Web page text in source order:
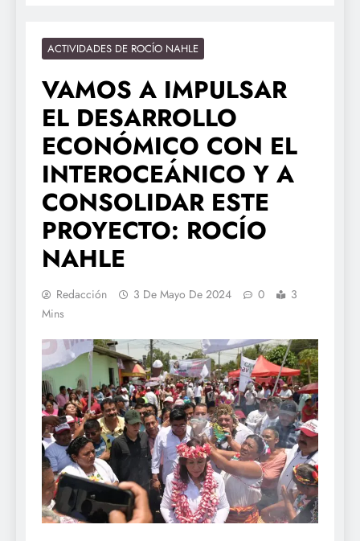
ACTIVIDADES DE ROCÍO NAHLE
VAMOS A IMPULSAR
EL DESARROLLO
ECONÓMICO CON EL
INTEROCEÁNICO Y A
CONSOLIDAR ESTE
PROYECTO: ROCÍO
NAHLE
Redacción 3 De Mayo De 2024 0
3
Mins